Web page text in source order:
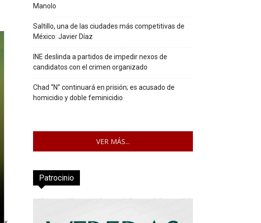
Manolo
Saltillo, una de las ciudades más competitivas de
México: Javier Díaz
INE deslinda a partidos de impedir nexos de
candidatos con el crimen organizado
Chad “N” continuará en prisión; es acusado de
homicidio y doble feminicidio
VER MÁS...
Patrocinio